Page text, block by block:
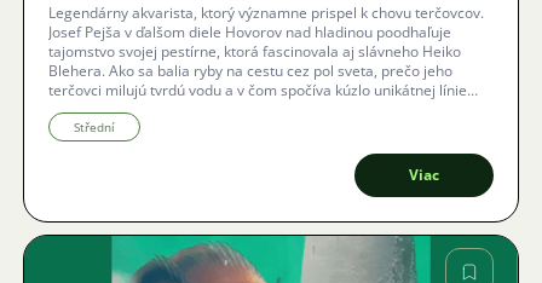
Legendárny akvarista, ktorý významne prispel k chovu terčovcov.
Josef Pejša v ďalšom diele Hovorov nad hladinou poodhaľuje
tajomstvo svojej pestírne, ktorá fascinovala aj slávneho Heiko
Blehera. Ako sa balia ryby na cestu cez pol sveta, prečo jeho
terčovci milujú tvrdú vodu a v čom spočíva kúzlo unikátnej línie
Marlboro-Yellow-Face? Nahliadnite do kráľovstva, ktoré je
dôkazom, že s poctivou prácou je možné dosiahnuť svetových
úspechov aj v českých podmienkach.
Střední
Viac